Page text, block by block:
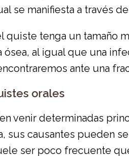
se manifiesta a través
quiste tenga un tamaño
al igual que una
ante una
orales
venir determinadas
sus causantes pueden
ser poco frecuente